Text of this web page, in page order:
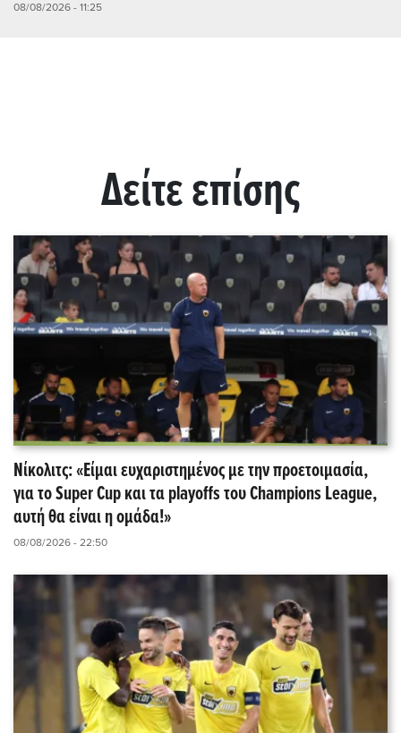
08/08/2026 - 11:25
Δείτε επίσης
Νίκολιτς: «Είμαι ευχαριστημένος με την προετοιμασία,
για το Super Cup και τα playoffs του Champions League,
αυτή θα είναι η ομάδα!»
08/08/2026 - 22:50